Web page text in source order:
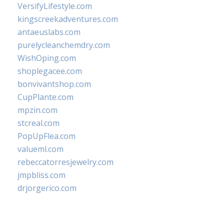
VersifyLifestyle.com
kingscreekadventures.com
antaeuslabs.com
purelycleanchemdry.com
WishOping.com
shoplegacee.com
bonvivantshop.com
CupPlante.com
mpzin.com
stcreal.com
PopUpFlea.com
valueml.com
rebeccatorresjewelry.com
jmpbliss.com
drjorgerico.com